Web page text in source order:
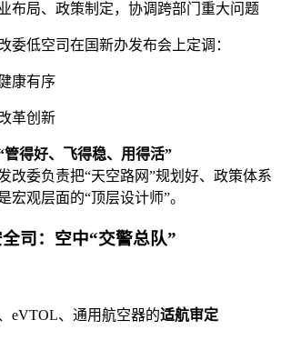
布局、政策制定，协调跨部门重大问题
委低空司在国新办发布会上定调：
康有序
革创新
管得好、飞得稳、用得活”
改委负责把“天空路网”规划好、政策体系
宏观层面的“顶层设计师”。
司：空中“交警总队”
eVTOL、通用航空器的适航审定